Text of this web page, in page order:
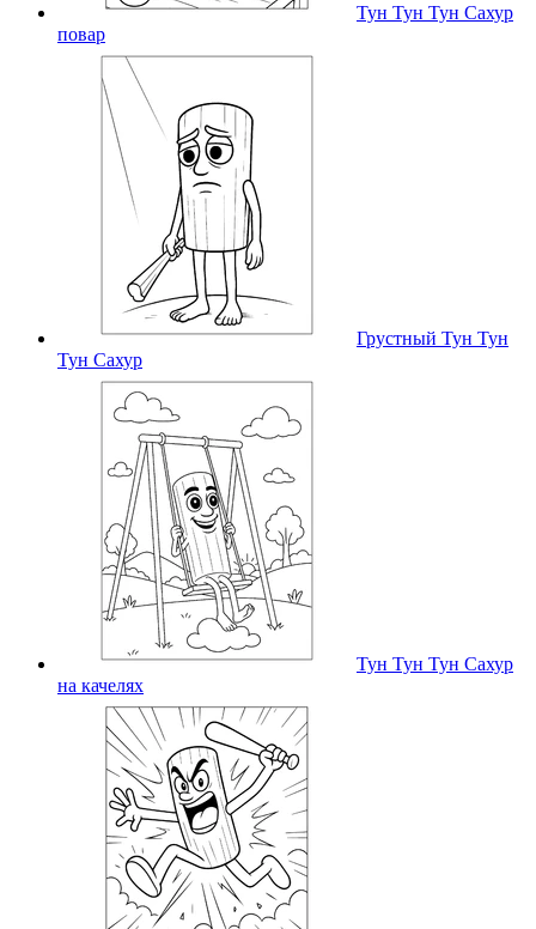
Тун Тун Тун Сахур
повар
Грустный Тун Тун
Тун Сахур
Тун Тун Тун Сахур
на качелях